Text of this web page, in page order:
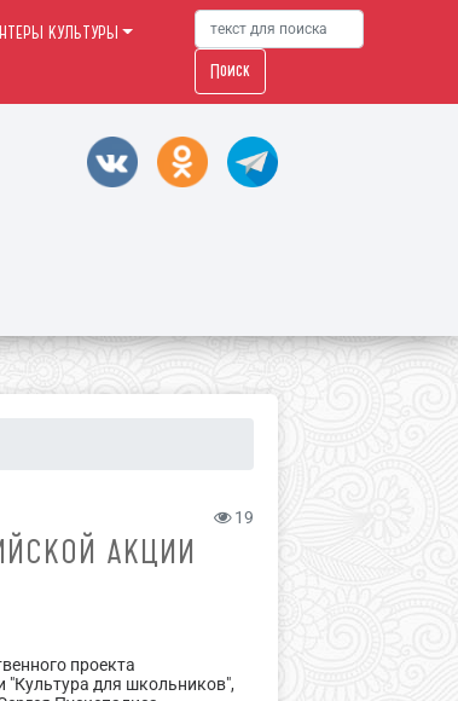
КУЛЬТУРЫ
Поиск
19
АКЦИИ
проекта
"Культура для школьников",